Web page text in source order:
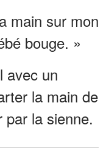
main sur mon
bouge. »
avec un
la main de
par la sienne.